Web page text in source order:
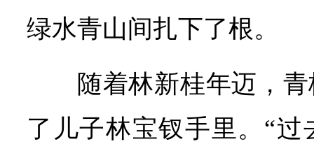
绿水青山间扎下了根。
随着林新桂年迈，
了儿子林宝钗手里。“